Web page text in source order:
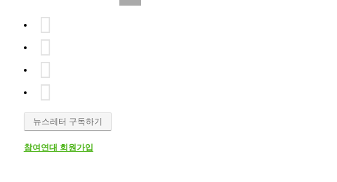
뉴스레터 구독하기
참여연대 회원가입